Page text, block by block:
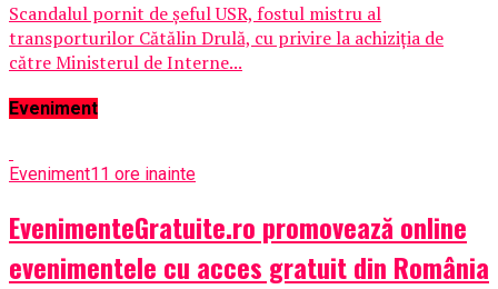
Scandalul pornit de șeful USR, fostul mistru al
transporturilor Cătălin Drulă, cu privire la achiziția de
către Ministerul de Interne...
Eveniment
Eveniment11 ore inainte
EvenimenteGratuite.ro promovează online
evenimentele cu acces gratuit din România